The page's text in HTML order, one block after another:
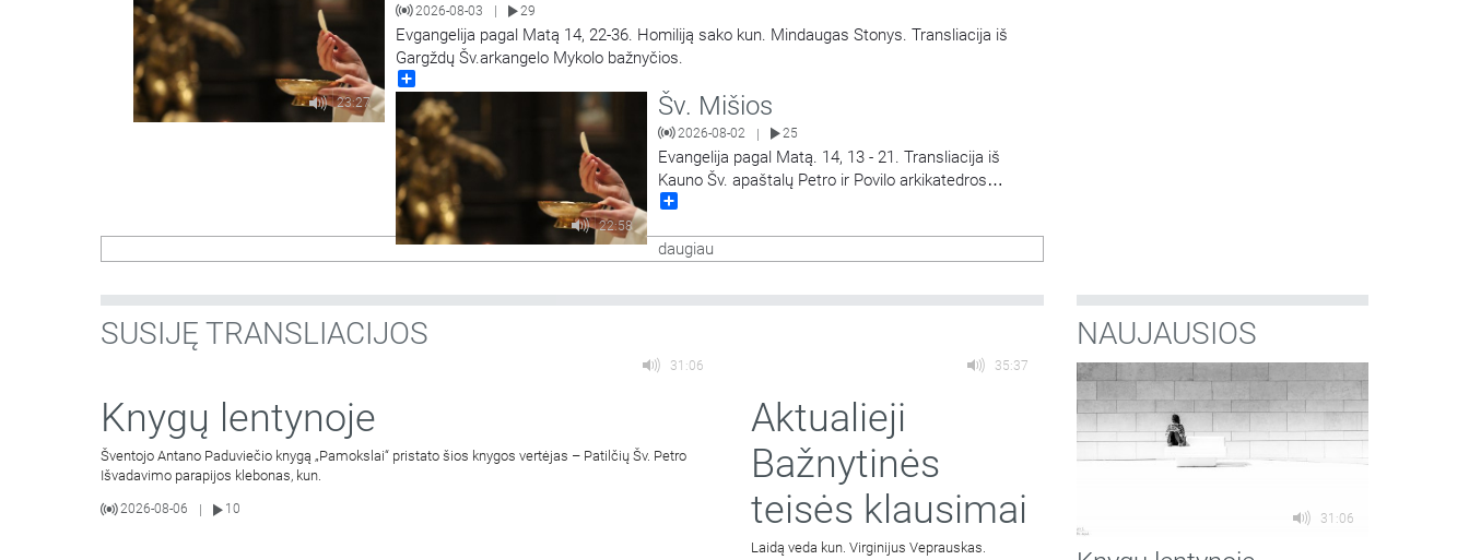
23:27
2026-08-03 29
Evgangelija pagal Matą 14, 22-36. Homiliją sako kun. Mindaugas Stonys. Transliacija iš
Gargždų Šv.arkangelo Mykolo bažnyčios.
22:58
Šv. Mišios
2026-08-02 | 25
Evangelija pagal Matą. 14, 13 - 21. Transliacija iš
Kauno Šv. apaštalų Petro ir Povilo arkikatedros
bazilikos.
daugiau
SUSIJĘ TRANSLIACIJOS
31:06
Knygų lentynoje
Šventojo Antano Paduviečio knygą „Pamokslai“ pristato šios knygos vertėjas – Patilčių Šv. Petro
Išvadavimo parapijos klebonas, kun.
2026-08-06 10
35:37
Aktualieji
Bažnytinės
teisės klausimai
Laidą veda kun. Virginijus Veprauskas.
NAUJAUSIOS
31:06